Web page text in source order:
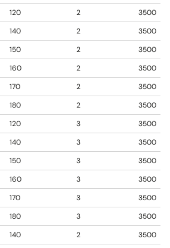
120 2
3500
140 2
3500
150 2
3500
160 2
3500
170 2
3500
180 2
3500
120 3
3500
140 3
3500
150 3
3500
160 3
3500
170 3
3500
180 3
3500
140 2
3500